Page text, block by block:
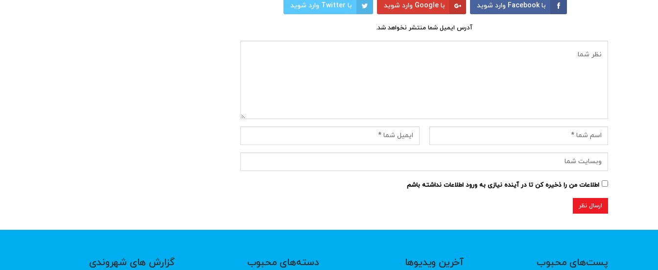
با Facebook وارد شوید با Google وارد شوید با Twitter وارد شوید
آدرس ایمیل شما منتشر نخواهد شد.
اطلاعات من را ذخیره کن تا در آینده نیازی به ورود اطلاعات نداشته باشم
پست‌های محبوب آخرین ویدیوها دسته‌های محبوب گزارش های شهروندی